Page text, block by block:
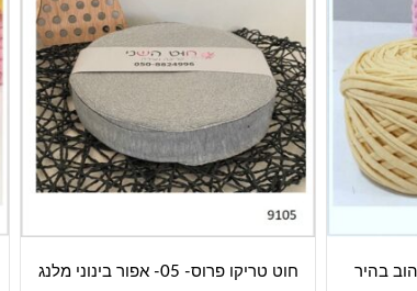
חוט טריקו פרוס- 05- אפור בינוני מלנג